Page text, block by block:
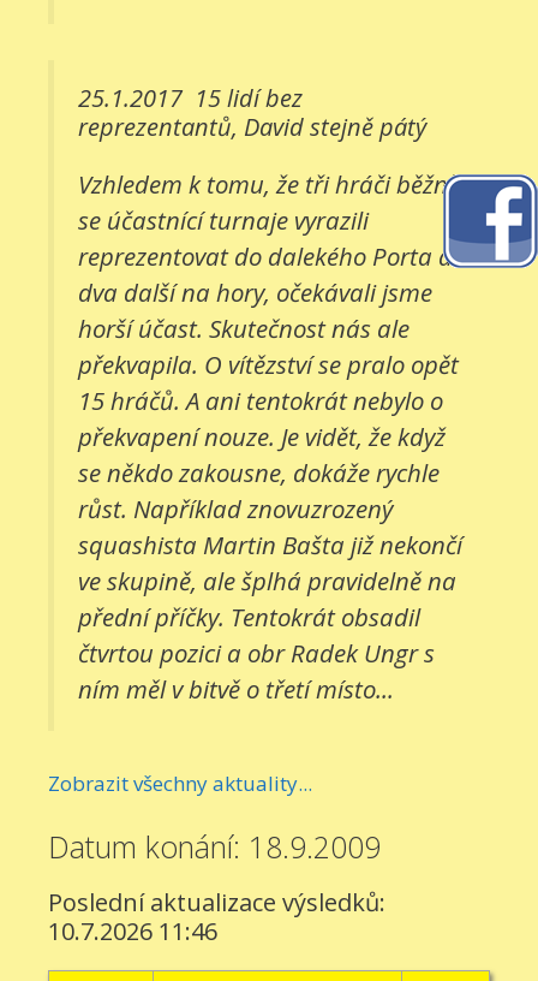
25.1.2017 15 lidí bez
reprezentantů, David stejně pátý
Vzhledem k tomu, že tři hráči běžně
se účastnící turnaje vyrazili
reprezentovat do dalekého Porta a
dva další na hory, očekávali jsme
horší účast. Skutečnost nás ale
překvapila. O vítězství se pralo opět
15 hráčů. A ani tentokrát nebylo o
překvapení nouze. Je vidět, že když
se někdo zakousne, dokáže rychle
růst. Například znovuzrozený
squashista Martin Bašta již nekončí
ve skupině, ale šplhá pravidelně na
přední příčky. Tentokrát obsadil
čtvrtou pozici a obr Radek Ungr s
ním měl v bitvě o třetí místo...
Zobrazit všechny aktuality...
Datum konání: 18.9.2009
Poslední aktualizace výsledků:
10.7.2026 11:46